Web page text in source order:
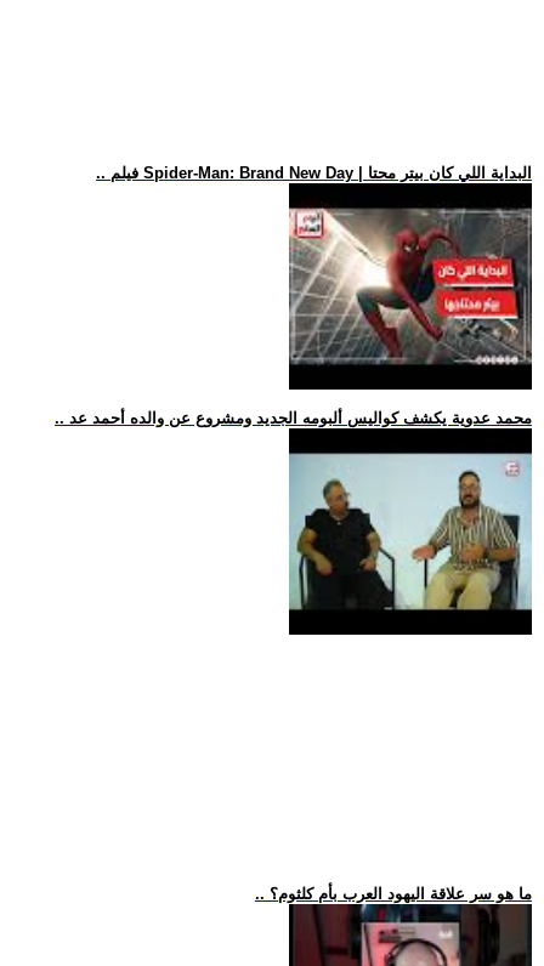
.. فيلم Spider-Man: Brand New Day | البداية اللي كان بيتر محتا
.. محمد عدوية يكشف كواليس ألبومه الجديد ومشروع عن والده أحمد عد
.. ما هو سر علاقة اليهود العرب بأم كلثوم؟